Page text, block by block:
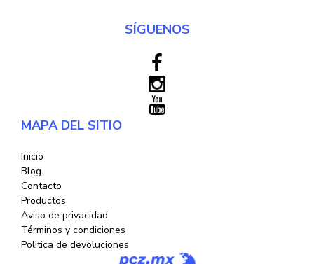
SÍGUENOS
MAPA DEL SITIO
Inicio
Blog
Contacto
Productos
Aviso de privacidad
Términos y condiciones
Politica de devoluciones